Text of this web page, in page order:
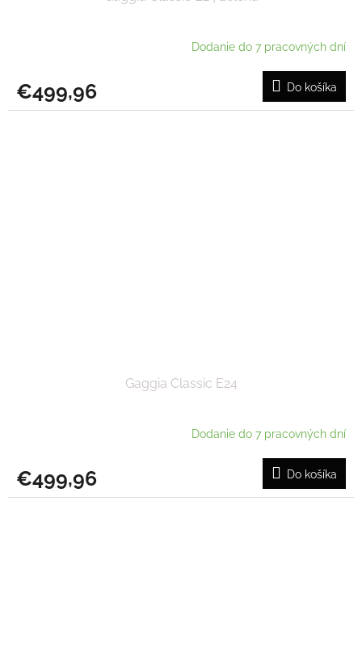
Dodanie do 7 pracovných dní
€499,96 Do košíka
Gaggia Classic E24
Dodanie do 7 pracovných dní
€499,96 Do košíka